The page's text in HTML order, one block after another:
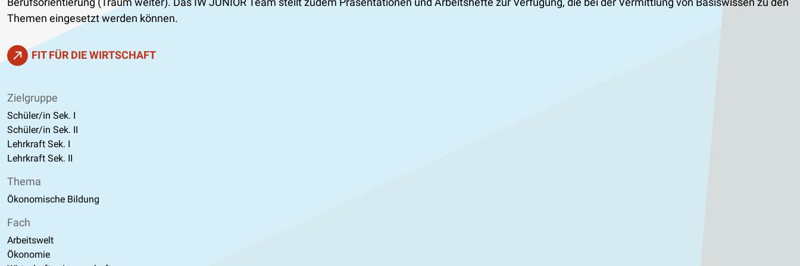
Themen eingesetzt werden können.
FIT FÜR DIE WIRTSCHAFT
Zielgruppe
Schüler/in Sek. I
Schüler/in Sek. II
Lehrkraft Sek. I
Lehrkraft Sek. II
Thema
Ökonomische Bildung
Fach
Arbeitswelt
Ökonomie